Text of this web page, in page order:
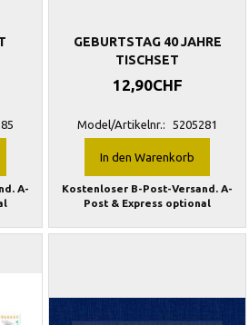
A-
GEBURTSTAG 40 JAHRE
TISCHSET
12,90CHF
Model/Artikelnr.: 5205281
In den Warenkorb
Kostenloser B-Post-Versand. A-
Post & Express optional